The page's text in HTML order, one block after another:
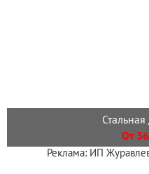
Стальная
От
Реклама: ИП